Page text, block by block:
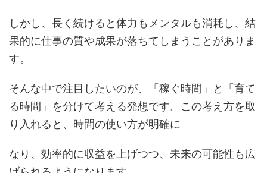
しかし、長く続けると体力もメンタルも消耗し、結
果的に仕事の質や成果が落ちてしまうことがありま
す。
そんな中で注目したいのが、「稼ぐ時間」と「育て
る時間」を分けて考える発想です。この考え方を取
り入れると、時間の使い方が明確に
なり、効率的に収益を上げつつ、未来の可能性も広